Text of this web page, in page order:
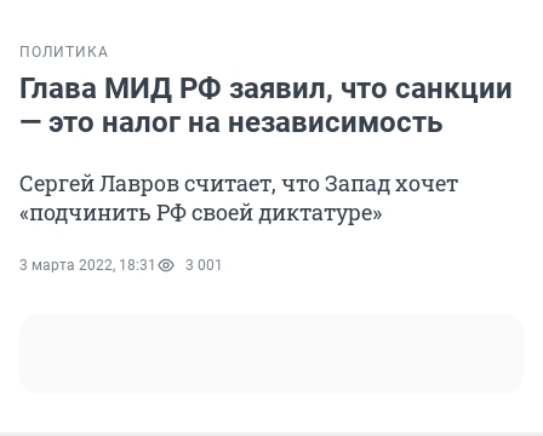
ПОЛИТИКА
Глава МИД РФ заявил, что санкции
— это налог на независимость
Сергей Лавров считает, что Запад хочет
«подчинить РФ своей диктатуре»
3 марта 2022, 18:31 3 001